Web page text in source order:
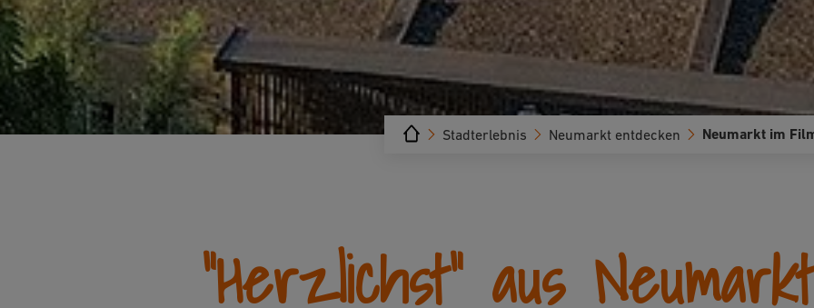
Neumarkt im
Neumarkt entdecken
Stadterlebnis
"Herzlichst" aus Neumarkt